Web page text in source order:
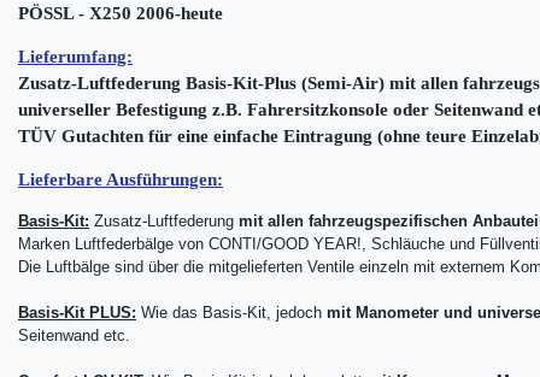
PÖSSL - X250 2006-heute
Lieferumfang:
Zusatz-Luftfederung Basis-Kit-Plus (Semi-Air) mit allen
universeller Befestigung z.B. Fahrersitzkonsole oder Seitenwand
TÜV Gutachten für eine einfache Eintragung (ohne teure
Lieferbare Ausführungen:
Basis-Kit: Zusatz-Luftfederung mit allen fahrzeugspezifischen
Marken Luftfederbälge von CONTI/GOOD YEAR!, Schläuche und
Die Luftbälge sind über die mitgelieferten Ventile einzeln mit externem
Basis-Kit PLUS: Wie das Basis-Kit, jedoch mit Manometer und
Seitenwand etc.